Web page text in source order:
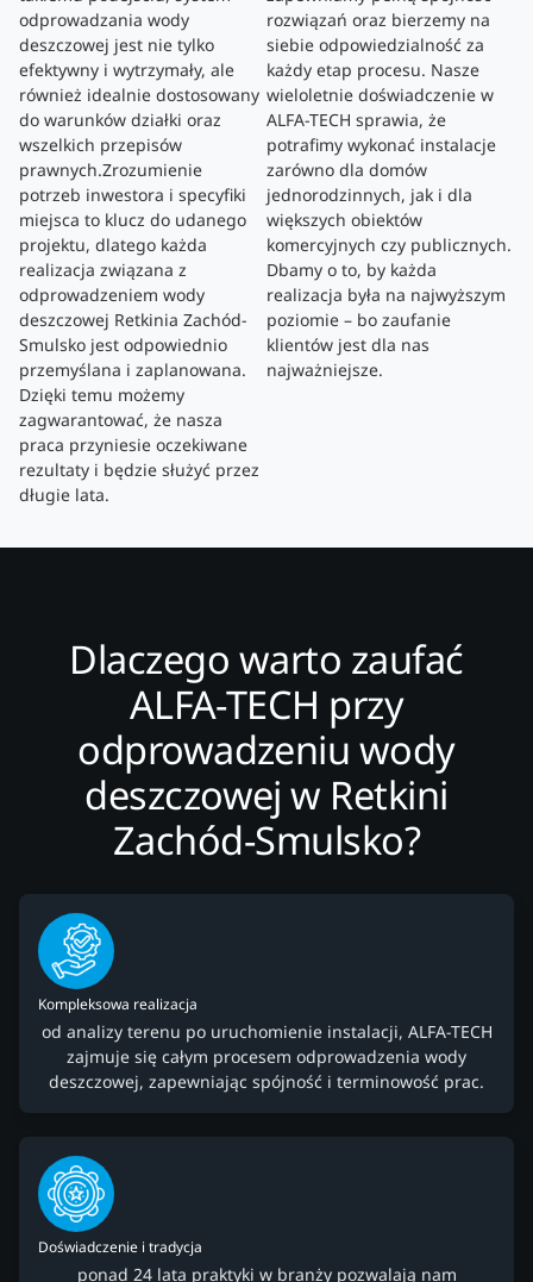
odprowadzania wody
deszczowej jest nie tylko
efektywny i wytrzymały, ale
również idealnie dostosowany
do warunków działki oraz
wszelkich przepisów
prawnych.Zrozumienie
potrzeb inwestora i specyfiki
miejsca to klucz do udanego
projektu, dlatego każda
realizacja związana z
odprowadzeniem wody
deszczowej Retkinia Zachód-
Smulsko jest odpowiednio
przemyślana i zaplanowana.
Dzięki temu możemy
zagwarantować, że nasza
praca przyniesie oczekiwane
rezultaty i będzie służyć przez
długie lata.
rozwiązań oraz bierzemy na
siebie odpowiedzialność za
każdy etap procesu. Nasze
wieloletnie doświadczenie w
ALFA-TECH sprawia, że
potrafimy wykonać instalacje
zarówno dla domów
jednorodzinnych, jak i dla
większych obiektów
komercyjnych czy publicznych.
Dbamy o to, by każda
realizacja była na najwyższym
poziomie – bo zaufanie
klientów jest dla nas
najważniejsze.
Dlaczego warto zaufać
ALFA-TECH przy
odprowadzeniu wody
deszczowej w Retkini
Zachód-Smulsko?
Kompleksowa realizacja
od analizy terenu po uruchomienie instalacji, ALFA-TECH
zajmuje się całym procesem odprowadzenia wody
deszczowej, zapewniając spójność i terminowość prac.
Doświadczenie i tradycja
ponad 24 lata praktyki w branży pozwalają nam